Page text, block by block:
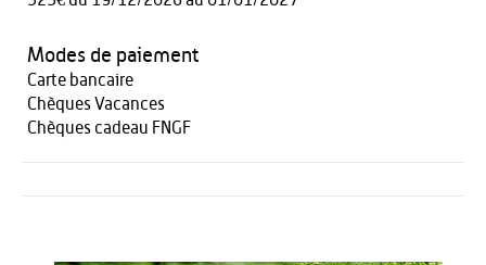
Modes de paiement
Carte bancaire
Chèques Vacances
Chèques cadeau FNGF